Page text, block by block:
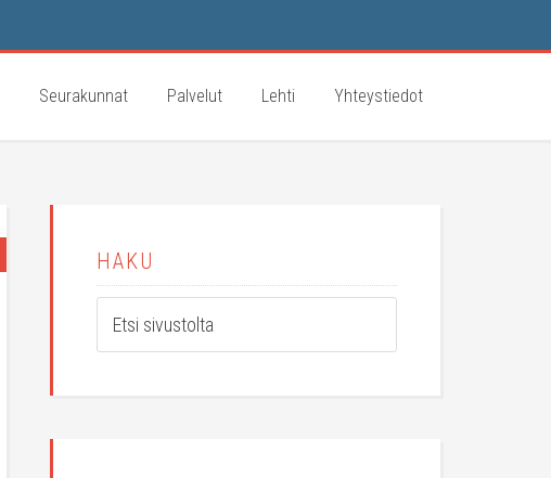
Seurakunnat Palvelut Lehti Yhteystiedot
HAKU